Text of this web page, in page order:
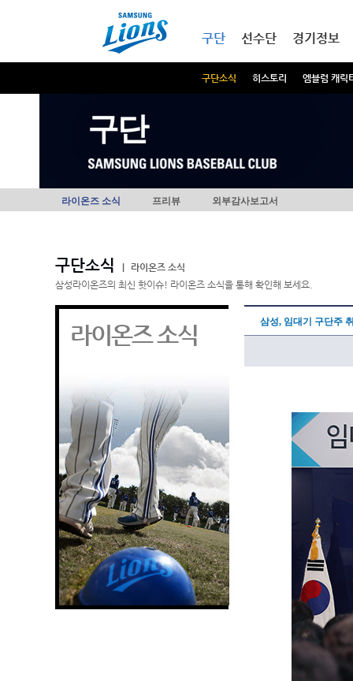
구단
구단소식 히스토리 엠블럼 캐릭
선수단 경기정보
구단
라이온즈 소식 프리뷰 외부감사보고서
구단소식
라이온즈 소식
삼성라이온즈의 최신 핫이슈! 라이온즈 소식을 통해 확인해 보세요.
라이온즈 소식 삼성, 임대기 구단주